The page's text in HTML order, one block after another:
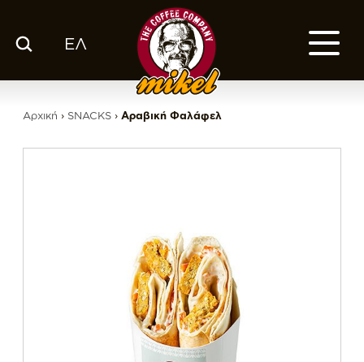
ΕΛ
Ο ΚΑΦΕΣ ΜΑΣ
ΕΤΑΙΡΙΑ
FRANCHISE
Αρχική › SNACKS› Αραβική Φαλάφελ